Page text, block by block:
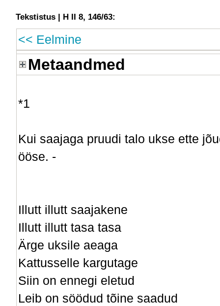
Tekstistus | H II 8, 146/63:
<< Eelmine
Metaandmed
*1
Kui saajaga pruudi talo ukse ette
ööse. -
Illutt illutt saajakene
Illutt illutt tasa tasa
Ärge uksile aeaga
Kattusselle kargutage
Siin on ennegi eletud
Leib on söödud tõine saadud